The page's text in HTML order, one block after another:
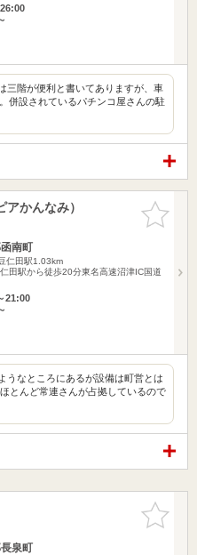
三階が便利と書いてありますが、車
併設されているパチンコ屋さんの駐
お気に入
りに追加
かんなみ）
南町
仁田駅1.03km
田駅から徒歩20分東名高速沼津IC国道
21:00
うなところにあるが設備は町営とは
とんど常連さんが占拠しているので
お気に入
りに追加
泉町